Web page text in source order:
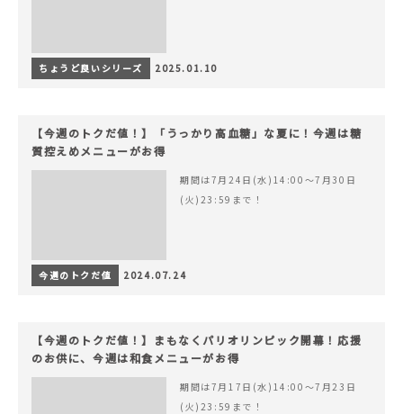
ちょうど良いシリーズ 2025.01.10
【今週のトクだ値！】「うっかり高血糖」な夏に！今週は糖
質控えめメニューがお得
期間は7月24日(水)14:00〜7月30日
(火)23:59まで！
今週のトクだ値 2024.07.24
【今週のトクだ値！】まもなくパリオリンピック開幕！応援
のお供に、今週は和食メニューがお得
期間は7月17日(水)14:00〜7月23日
(火)23:59まで！